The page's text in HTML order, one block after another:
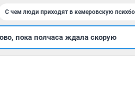
С чем люди приходят в кемеровскую
пока полчаса ждала скорую